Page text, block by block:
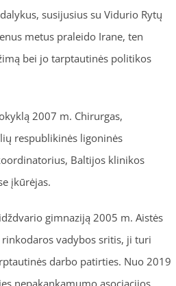
susijusius su Vidurio Rytų
metus praleido Irane, ten
bei jo tarptautinės politikos
2007 m. Chirurgas,
respublikinės ligoninės
Baltijos klinikos
įkūrėjas.
gimnaziją 2005 m. Aistės
vadybos sritis, ji turi
darbo patirties. Nuo 2019
nepakankamumo asociacijos